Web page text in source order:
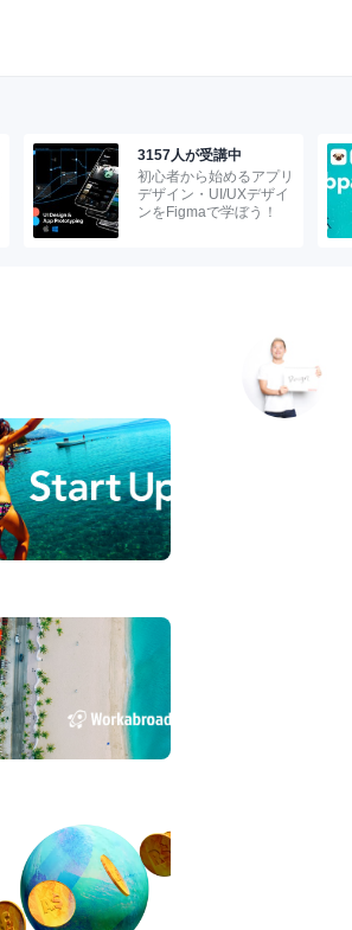
3157人が受講中
初心者から始めるアプリ
デザイン・UI/UXデザイ
ンをFigmaで学ぼう！